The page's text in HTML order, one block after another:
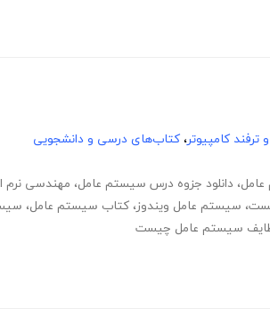
کامپیوتر، کتاب‌های درسی و دانشجویی
، دانلود جزوه درس سیستم عامل، مهندسی نرم
، سیستم عامل ویندوز، کتاب سیستم عامل،
سیستم عامل چیست